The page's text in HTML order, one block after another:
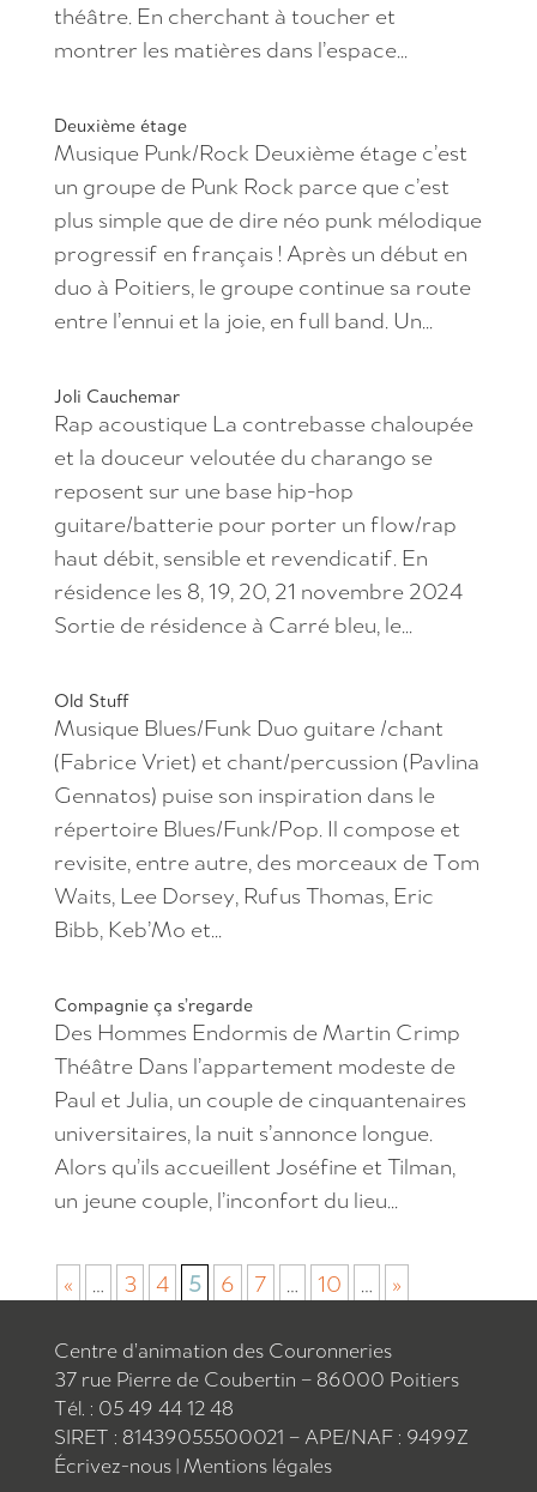
théâtre. En cherchant à toucher et
montrer les matières dans l’espace...
Deuxième étage
Musique Punk/Rock Deuxième étage c’est
un groupe de Punk Rock parce que c’est
plus simple que de dire néo punk mélodique
progressif en français ! Après un début en
duo à Poitiers, le groupe continue sa route
entre l’ennui et la joie, en full band. Un...
Joli Cauchemar
Rap acoustique La contrebasse chaloupée
et la douceur veloutée du charango se
reposent sur une base hip-hop
guitare/batterie pour porter un flow/rap
haut débit, sensible et revendicatif. En
résidence les 8, 19, 20, 21 novembre 2024
Sortie de résidence à Carré bleu, le...
Old Stuff
Musique Blues/Funk Duo guitare /chant
(Fabrice Vriet) et chant/percussion (Pavlina
Gennatos) puise son inspiration dans le
répertoire Blues/Funk/Pop. Il compose et
revisite, entre autre, des morceaux de Tom
Waits, Lee Dorsey, Rufus Thomas, Eric
Bibb, Keb’Mo et...
Compagnie ça s’regarde
Des Hommes Endormis de Martin Crimp
Théâtre Dans l’appartement modeste de
Paul et Julia, un couple de cinquantenaires
universitaires, la nuit s’annonce longue.
Alors qu’ils accueillent Joséfine et Tilman,
un jeune couple, l’inconfort du lieu...
« … 3 4 5 6 7 … 10 … »
Centre d’animation des Couronneries
37 rue Pierre de Coubertin – 86000 Poitiers
Tél. : 05 49 44 12 48
SIRET : 81439055500021 – APE/NAF : 9499Z
Écrivez-nous|Mentions légales